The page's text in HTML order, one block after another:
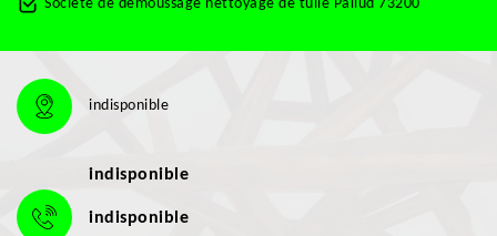
Société de démoussage nettoyage de tuile Pallud 73200
indisponible
indisponible
indisponible